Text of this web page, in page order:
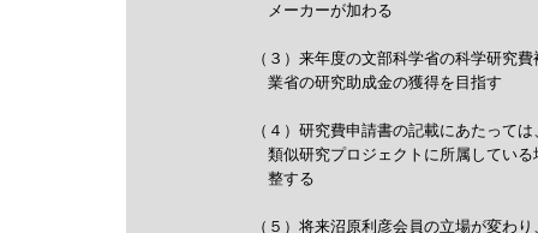
メーカーが加わる
（３）来年度の文部科学省の科学研究
業省の研究助成金の獲得を目指す
（４）研究費申請書の記載にあたって
類似研究プロジェクトに所属してい
整する
（５）将来沼原利彦会員の立場が変わ